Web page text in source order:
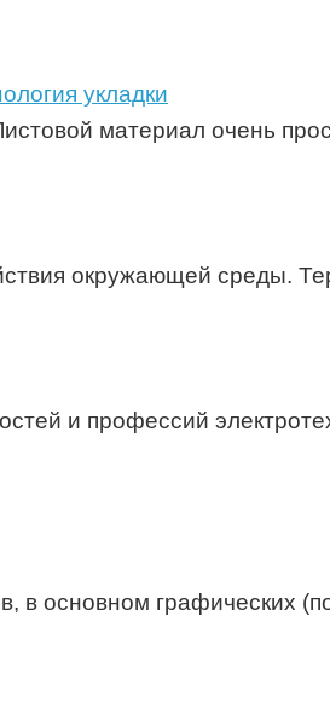
укладки
материал очень
окружающей среды.
и профессий
в основном графических